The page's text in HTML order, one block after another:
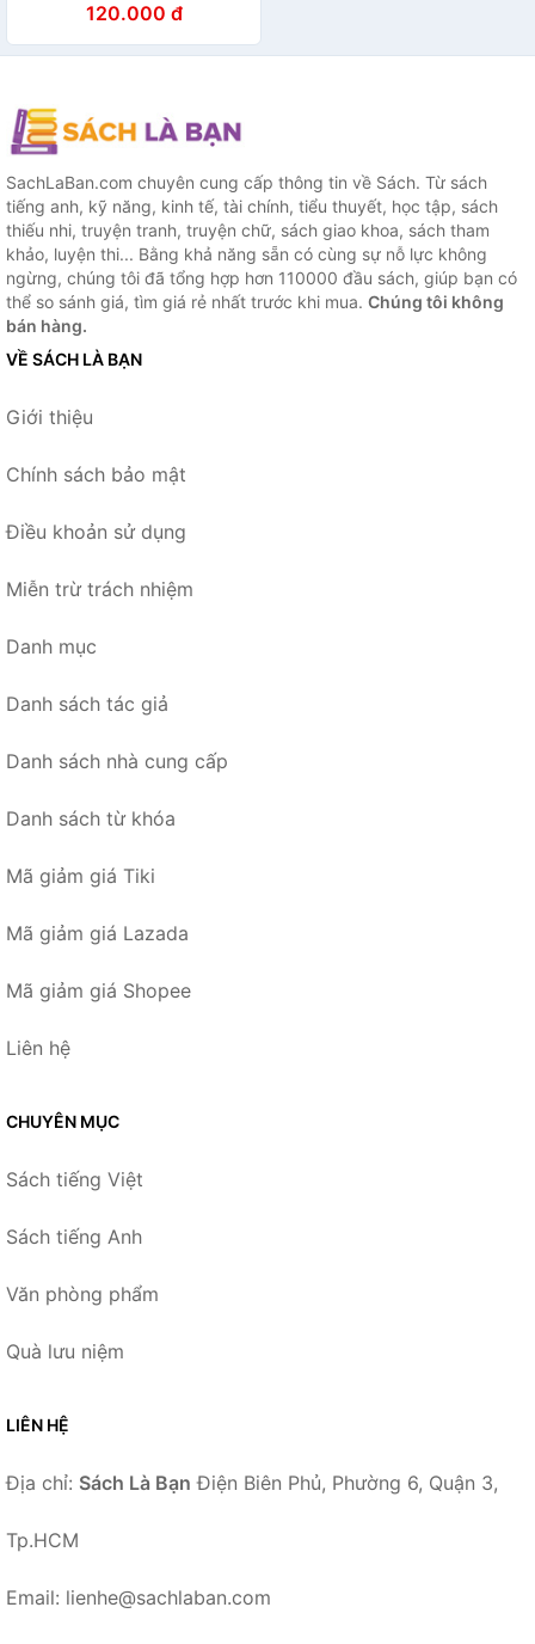
dựng chuỗi bán lẻ hàng đầu
nước Mĩ
120.000 đ
SachLaBan.com chuyên cung cấp thông tin về Sách. Từ sách
tiếng anh, kỹ năng, kinh tế, tài chính, tiểu thuyết, học tập, sách
thiếu nhi, truyện tranh, truyện chữ, sách giao khoa, sách tham
khảo, luyện thi... Bằng khả năng sẵn có cùng sự nỗ lực không
ngừng, chúng tôi đã tổng hợp hơn 110000 đầu sách, giúp bạn có
thể so sánh giá, tìm giá rẻ nhất trước khi mua. Chúng tôi không
bán hàng.
VỀ SÁCH LÀ BẠN
Giới thiệu
Chính sách bảo mật
Điều khoản sử dụng
Miễn trừ trách nhiệm
Danh mục
Danh sách tác giả
Danh sách nhà cung cấp
Danh sách từ khóa
Mã giảm giá Tiki
Mã giảm giá Lazada
Mã giảm giá Shopee
Liên hệ
CHUYÊN MỤC
Sách tiếng Việt
Sách tiếng Anh
Văn phòng phẩm
Quà lưu niệm
LIÊN HỆ
Địa chỉ: Sách Là Bạn Điện Biên Phủ, Phường 6, Quận 3,
Tp.HCM
Email: lienhe@sachlaban.com